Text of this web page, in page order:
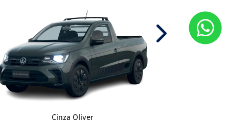
Cinza Oliver
Next